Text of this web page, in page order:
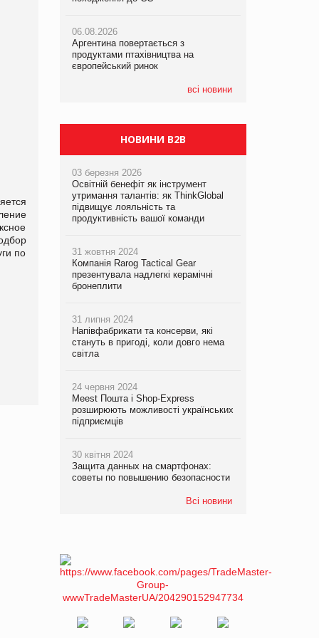
по
06.08.2026
Аргентина повертається з
продуктами птахівництва на
європейський ринок
всі новини
05.08.2026
Смачне поповнення дитячого меню:
у VARUS з’явилися новинки від ТМ
ТОКЕРИ
хлібобулочні вироби на
PrivateLabel&FMCG Master 2026
06.08.2026
Аргентина повертається з
продуктами птахівництва на
європейський ринок
НОВИНИ B2B
03 березня 2026
Освітній бенефіт як інструмент
утримання талантів: як ThinkGlobal
підвищує лояльність та
продуктивність вашої команди
31 жовтня 2024
Компанія Rarog Tactical Gear
презентувала надлегкі керамічні
бронеплити
31 липня 2024
Напівфабрикати та консерви, які
стануть в пригоді, коли довго нема
світла
24 червня 2024
Meest Пошта і Shop-Express
розширюють можливості українських
підприємців
30 квітня 2024
Защита данных на смартфонах:
советы по повышению безопасности
Всі новини